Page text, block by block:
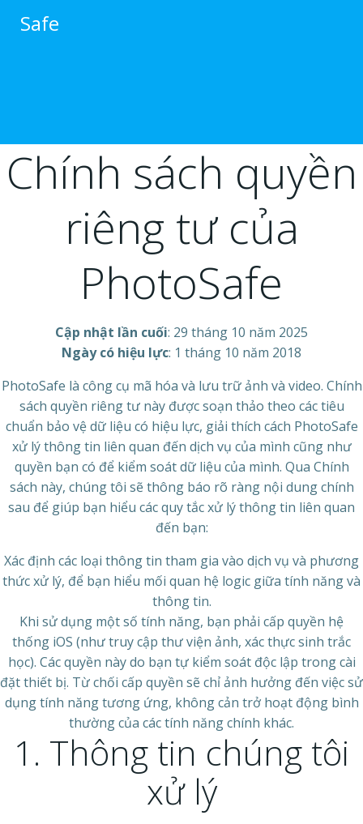
Safe
Chính sách quyền
riêng tư của
PhotoSafe
Cập nhật lần cuối: 29 tháng 10 năm 2025
Ngày có hiệu lực: 1 tháng 10 năm 2018
PhotoSafe là công cụ mã hóa và lưu trữ ảnh và video. Chính
sách quyền riêng tư này được soạn thảo theo các tiêu
chuẩn bảo vệ dữ liệu có hiệu lực, giải thích cách PhotoSafe
xử lý thông tin liên quan đến dịch vụ của mình cũng như
quyền bạn có để kiểm soát dữ liệu của mình. Qua Chính
sách này, chúng tôi sẽ thông báo rõ ràng nội dung chính
sau để giúp bạn hiểu các quy tắc xử lý thông tin liên quan
đến bạn:
Xác định các loại thông tin tham gia vào dịch vụ và phương
thức xử lý, để bạn hiểu mối quan hệ logic giữa tính năng và
thông tin.
Khi sử dụng một số tính năng, bạn phải cấp quyền hệ
thống iOS (như truy cập thư viện ảnh, xác thực sinh trắc
học). Các quyền này do bạn tự kiểm soát độc lập trong cài
đặt thiết bị. Từ chối cấp quyền sẽ chỉ ảnh hưởng đến việc sử
dụng tính năng tương ứng, không cản trở hoạt động bình
thường của các tính năng chính khác.
1. Thông tin chúng tôi
xử lý